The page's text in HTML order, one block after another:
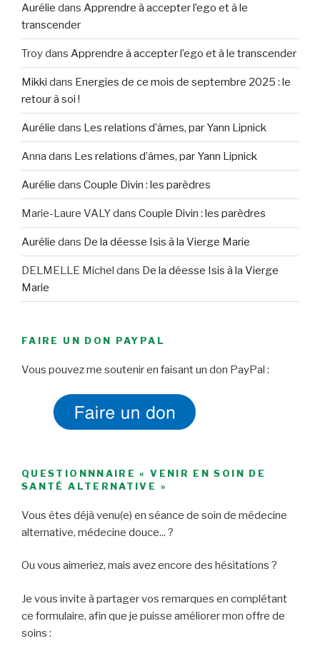
Aurélie dans Apprendre à accepter l’ego et à le
transcender
Troydans Apprendre à accepter l’ego et à le transcender
Mikki dans Energies de ce mois de septembre 2025 : le
retour à soi !
Aurélie dans Les relations d’âmes, par Yann Lipnick
Anna dans Les relations d’âmes, par Yann Lipnick
Aurélie dans Couple Divin : les parèdres
Marie-Laure VALYdans Couple Divin : les parèdres
Aurélie dans De la déesse Isis à la Vierge Marie
DELMELLE Michel dans De la déesse Isis à la Vierge
Marie
FAIRE UN DON PAYPAL
Vous pouvez me soutenir en faisant un don PayPal :
QUESTIONNNAIRE « VENIR EN SOIN DE
SANTÉ ALTERNATIVE »
Vous êtes déjà venu(e) en séance de soin de médecine
alternative, médecine douce... ?
Ou vous aimeriez, mais avez encore des hésitations ?
Je vous invite à partager vos remarques en complétant
ce formulaire, afin que je puisse améliorer mon offre de
soins :